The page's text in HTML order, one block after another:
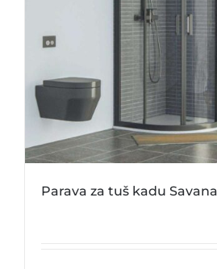
Parava za tuš kadu